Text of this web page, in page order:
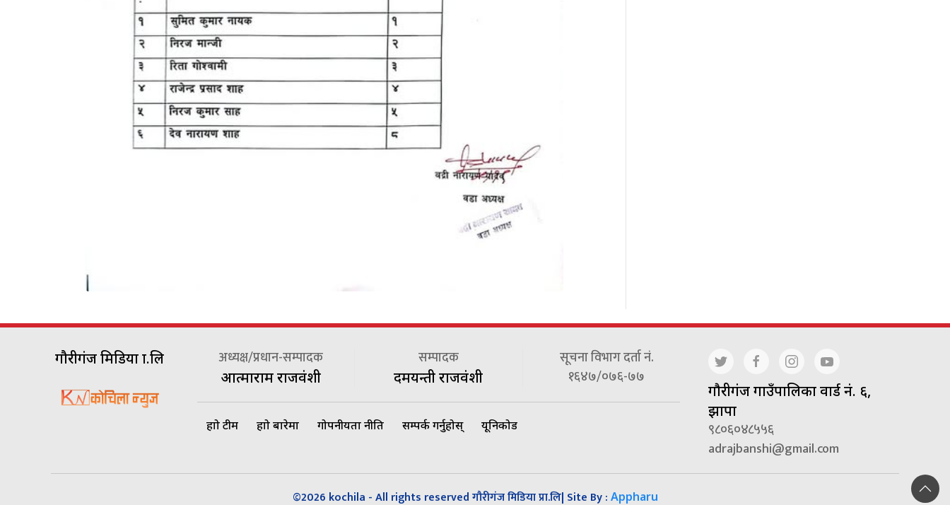
गौरीगंज मिडिया प्रा.लि अध्यक्ष/प्रधान-सम्पादक
आत्माराम राजवंशी
सम्पादक
दमयन्ती राजवंशी
सूचना विभाग दर्ता नं.
१६४७/०७६-७७
हाम्रो टीम हाम्रो बारेमा गोपनीयता नीति सम्पर्क गर्नुहोस् यूनिकोड
गाैरीगंज गाउँपालिका वार्ड नं. ६,
झापा
९८०६०४८५५६
adrajbanshi@gmail.com
©2026 kochila - All rights reserved गौरीगंज मिडिया प्रा.लि| Site By : Appharu